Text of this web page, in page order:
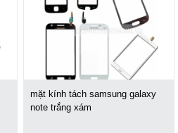
mặt kính tách samsung galaxy
note trắng xám